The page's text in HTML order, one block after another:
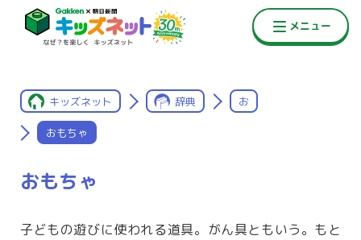
キッズネット 辞典 お
おもちゃ
おもちゃ
子どもの遊びに使われる道具。がん具ともいう。もと